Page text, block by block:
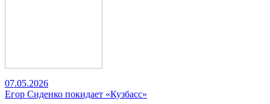
07.05.2026
Егор Сиденко покидает «Кузбасс»